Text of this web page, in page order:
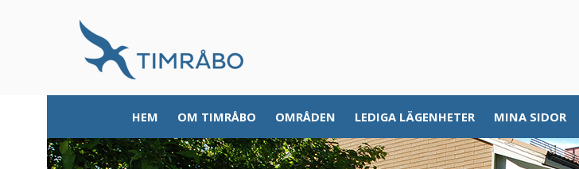
HEM OM TIMRÅBO OMRÅDEN LEDIGA LÄGENHETER MINA SIDOR